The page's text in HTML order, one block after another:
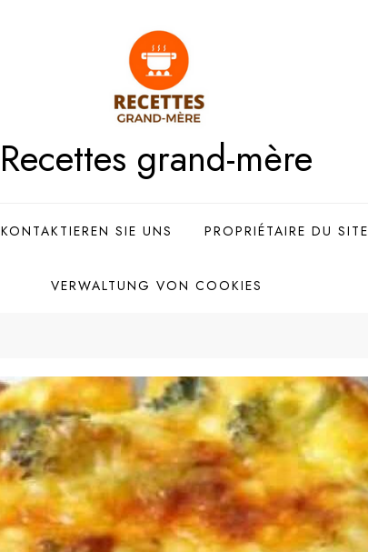
Recettes grand-mère
KONTAKTIEREN SIE UNS PROPRIÉTAIRE DU SITE
VERWALTUNG VON COOKIES